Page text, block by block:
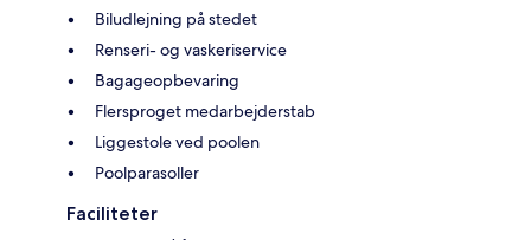
Biludlejning på stedet
Renseri- og vaskeriservice
Bagageopbevaring
Flersproget medarbejderstab
Liggestole ved poolen
Poolparasoller
Faciliteter